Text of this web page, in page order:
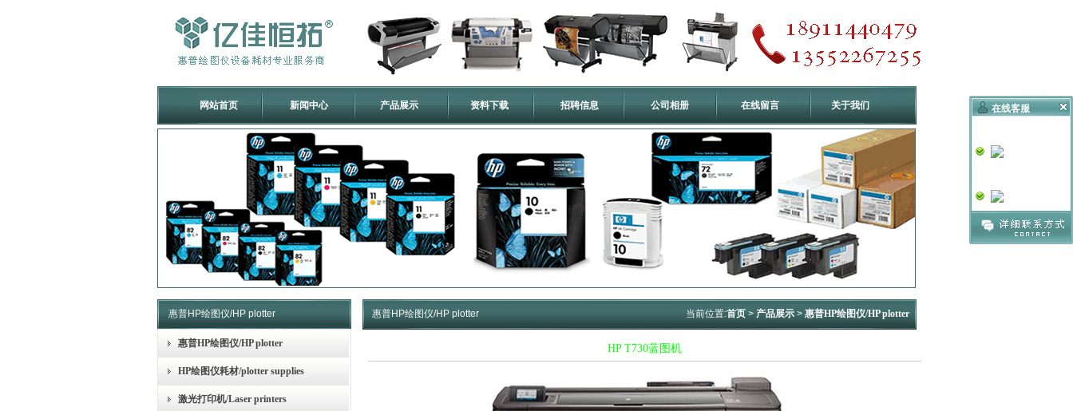
网站首页 新闻中心 产品展示 资料下载 招聘信息 公司相册 在线留言 关于我们
惠普HP绘图仪/HP plotter
惠普HP绘图仪/HP plotter
HP绘图仪耗材/plotter supplies
激光打印机/Laser printers
当前位置:首页> 产品展示> 惠普HP绘图仪/HP plotter
惠普HP绘图仪/HP plotter
HP T730蓝图机
在线客服